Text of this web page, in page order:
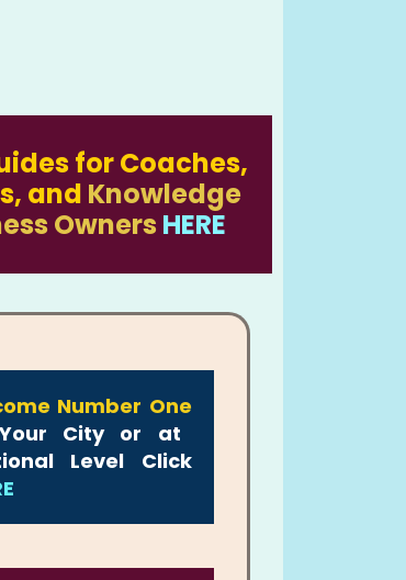
for Coaches,
and Knowledge
Owners HERE
Number One
City or at
Level Click